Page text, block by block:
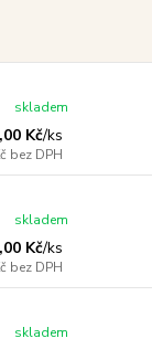
Kč/ks
bez DPH
skladem
Kč/ks
bez DPH
skladem
skladem